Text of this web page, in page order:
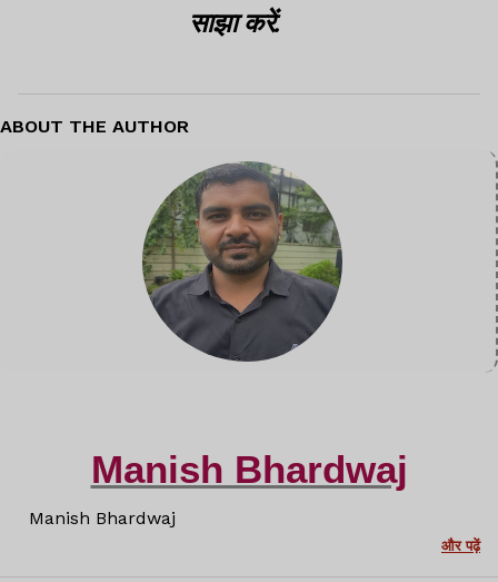
साझा करें.
ABOUT THE AUTHOR
Manish Bhardwaj
Manish Bhardwaj
और पढ़ें